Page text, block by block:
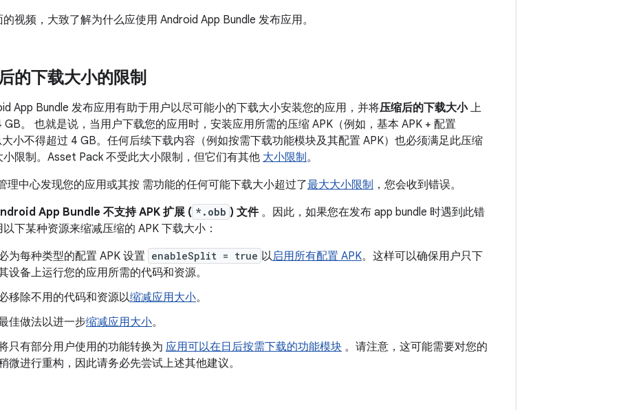
视频，大致了解为什么应使用 Android App Bundle 发布应用。
的下载大小的限制
App Bundle 发布应用有助于用户以尽可能小的下载大小安装您的应用，并将压缩后的下载大小上
GB。 也就是说，当用户下载您的应用时，安装应用所需的压缩 APK（例如，基本 APK + 配置
小不得超过 4 GB。任何后续下载内容（例如按需下载功能模块及其配置 APK）也必须满足此压缩
小限制。Asset Pack 不受此大小限制，但它们有其他 大小限制。
理中心发现您的应用或其按 需功能的任何可能下载大小超过了最大大小限制 ，您会收到错误。
App Bundle 不支持 APK 扩展 ( *.obb ) 文件。因此，如果您在发布 app bundle 时遇到此错
下某种资源来缩减压缩的 APK 下载大小：
为每种类型的配置 APK 设置 enableSplit = true 以启用所有配置 APK。这样可以确保用户只下
设备上运行您的应用所需的代码和资源。
移除不用的代码和资源以缩减应用大小。
佳做法以进一步缩减应用大小。
只有部分用户使用的功能转换为 应用可以在日后按需下载的功能模块 。请注意，这可能需要对您的
微进行重构，因此请务必先尝试上述其他建议。